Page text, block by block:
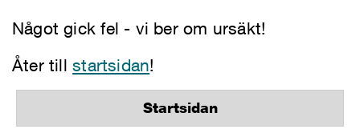
Något gick fel - vi ber om ursäkt!
Åter tillstartsidan!
Startsidan